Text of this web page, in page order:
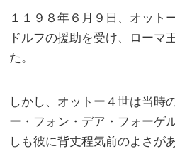
１１９８年６月９日、オット
ドルフの援助を受け、ローマ
た。
しかし、オットー４世は当時
ー・フォン・デア・フォーゲ
しも彼に背丈程気前のよさ